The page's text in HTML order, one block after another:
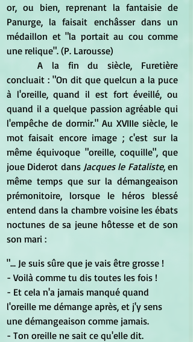
or, ou bien, reprenant la fantaisie de
Panurge, la faisait enchâsser dans un
médaillon et "la portait au cou comme
une relique". (P. Larousse)
A la fin du siècle, Furetière
concluait : "On dit que quelcun a la puce
à l'oreille, quand il est fort éveillé, ou
quand il a quelque passion agréable qui
l'empêche de dormir." Au XVIIIe siècle, le
mot faisait encore image ; c'est sur la
même équivoque "oreille, coquille", que
joue Diderot dans Jacques le Fataliste, en
même temps que sur la démangeaison
prémonitoire, lorsque le héros blessé
entend dans la chambre voisine les ébats
noctunes de sa jeune hôtesse et de son
son mari :
"... Je suis sûre que je vais être grosse !
- Voilà comme tu dis toutes les fois !
- Et cela n'a jamais manqué quand
l'oreille me démange après, et j'y sens
une démangeaison comme jamais.
- Ton oreille ne sait ce qu'elle dit.